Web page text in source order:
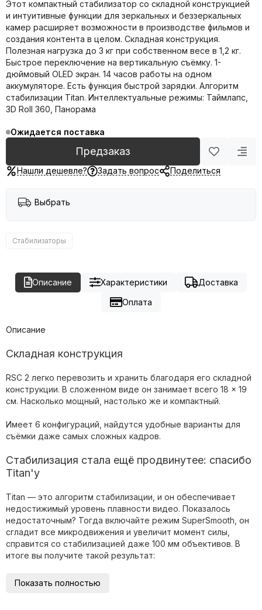
Этот компактный стабилизатор со складной конструкцией
и интуитивные функции для зеркальных и беззеркальных
камер расширяет возможности в производстве фильмов и
создания контента в целом. Складная конструкция.
Полезная нагрузка до 3 кг при собственном весе в 1,2 кг.
Быстрое переключение на вертикальную съёмку. 1-
дюймовый OLED экран. 14 часов работы на одном
аккумуляторе. Есть функция быстрой зарядки. Алгоритм
стабилизации Titan. Интеллектуальные режимы: Таймлапс,
3D Roll 360, Панорама
Ожидается поставка
Предзаказ
Нашли дешевле? Задать вопрос Поделиться
Выбрать
Стабилизаторы
Описание Характеристики
Доставка
Оплата
Описание
Складная конструкция
RSC 2 легко перевозить и хранить благодаря его складной
конструкции. В сложенном виде он занимает всего 18 × 19
см. Насколько мощный, настолько же и компактный.
Имеет 6 конфигураций, найдутся удобные варианты для
съёмки даже самых сложных кадров.
Стабилизация стала ещё продвинутее: спасибо
Titan'у
Titan — это алгоритм стабилизации, и он обеспечивает
недостижимый уровень плавности видео. Показалось
недостаточным? Тогда включайте режим SuperSmooth, он
сгладит все микродвижения и увеличит момент силы,
справится со стабилизацией даже 100 мм объективов. В
итоге вы получите такой результат:
Показать полностью